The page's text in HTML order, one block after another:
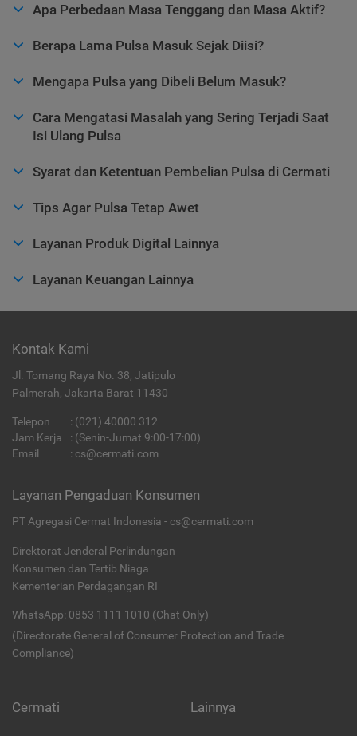
Apa Perbedaan Masa Tenggang dan Masa Aktif?
Berapa Lama Pulsa Masuk Sejak Diisi?
Mengapa Pulsa yang Dibeli Belum Masuk?
Cara Mengatasi Masalah yang Sering Terjadi Saat
Isi Ulang Pulsa
Syarat dan Ketentuan Pembelian Pulsa di Cermati
Tips Agar Pulsa Tetap Awet
Layanan Produk Digital Lainnya
Layanan Keuangan Lainnya
Kontak Kami
Jl. Tomang Raya No. 38, Jatipulo
Palmerah, Jakarta Barat 11430
Telepon : (021) 40000 312
Jam Kerja
: (Senin-Jumat 9:00-17:00)
Email
: cs@cermati.com
Layanan Pengaduan Konsumen
PT Agregasi Cermat Indonesia - cs@cermati.com
Direktorat Jenderal Perlindungan
Konsumen dan Tertib Niaga
Kementerian Perdagangan RI
WhatsApp: 0853 1111 1010 (Chat Only)
(Directorate General of Consumer Protection and Trade
Compliance)
Cermati Lainnya